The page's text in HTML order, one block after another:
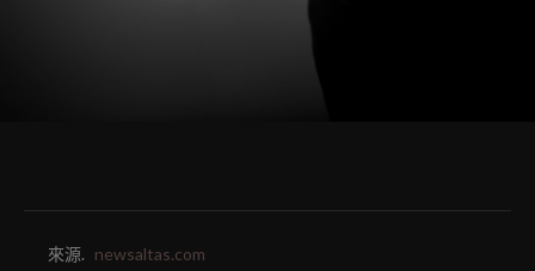
來源. newsaltas.com